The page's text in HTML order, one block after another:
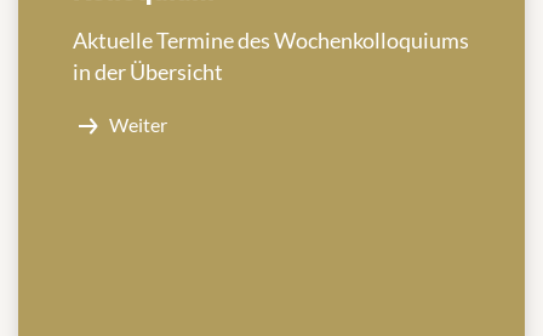
Aktuelle Termine des Wochenkolloquiums
in der Übersicht
Weiter